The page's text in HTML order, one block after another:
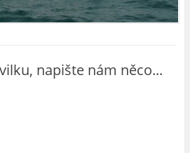
napište nám něco...